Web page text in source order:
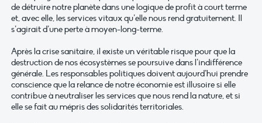
de détruire notre planète dans une logique de profit à court terme
et, avec elle, les services vitaux qu’elle nous rend gratuitement. Il
s’agirait d’une perte à moyen-long-terme.
Après la crise sanitaire, il existe un véritable risque pour que la
destruction de nos écosystèmes se poursuive dans l’indifférence
générale. Les responsables politiques doivent aujourd’hui prendre
conscience que la relance de notre économie est illusoire si elle
contribue à neutraliser les services que nous rend la nature, et si
elle se fait au mépris des solidarités territoriales.